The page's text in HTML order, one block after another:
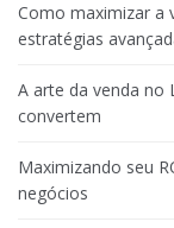
Como maximizar a
estratégias
A arte da venda no
convertem
Maximizando seu
negócios